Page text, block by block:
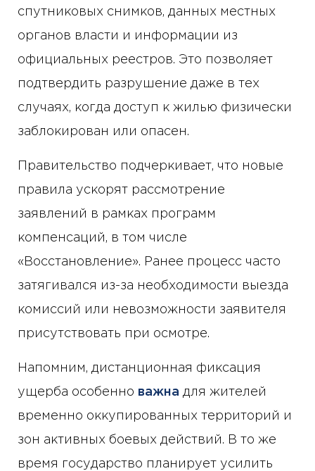
спутниковых снимков, данных местных
органов власти и информации из
официальных реестров. Это позволяет
подтвердить разрушение даже в тех
случаях, когда доступ к жилью физически
заблокирован или опасен.
Правительство подчеркивает, что новые
правила ускорят рассмотрение
заявлений в рамках программ
компенсаций, в том числе
«Восстановление». Ранее процесс часто
затягивался из-за необходимости выезда
комиссий или невозможности заявителя
присутствовать при осмотре.
Напомним, дистанционная фиксация
ущерба особенно важна для жителей
временно оккупированных территорий и
зон активных боевых действий. В то же
время государство планирует усилить